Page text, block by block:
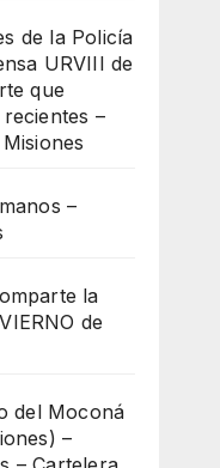
de la Policía
URVIII de
que
–
–
la
de
del Moconá
–